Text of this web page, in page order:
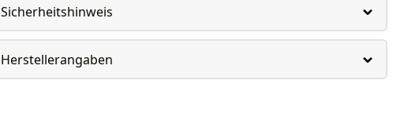
Sicherheitshinweis
Herstellerangaben